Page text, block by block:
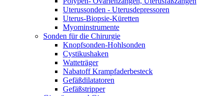
Uterussonden - Uterusdepressoren
Uterus-Biopsie-Küretten
Myominstrumente
Sonden für die Chirurgie
Knopfsonden-Hohlsonden
Cystikushaken
Watteträger
Nabatoff Krampfaderbesteck
Gefäßdilatatoren
Gefäßstripper